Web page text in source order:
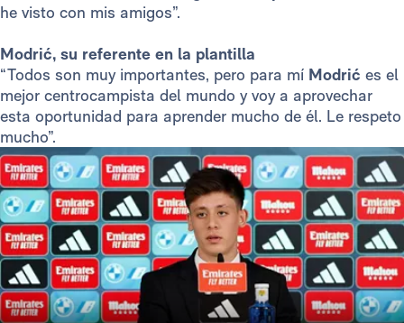
he visto con mis amigos”.
Modrić, su referente en la plantilla
“Todos son muy importantes, pero para mí Modrić es el
mejor centrocampista del mundo y voy a aprovechar
esta oportunidad para aprender mucho de él. Le respeto
mucho”.